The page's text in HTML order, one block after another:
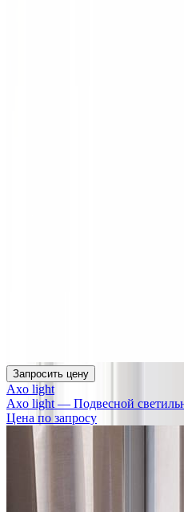
Запросить цену
Axo light
Axo light — Подвесной
Цена по запросу